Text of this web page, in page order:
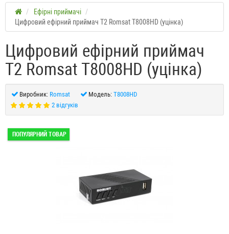
Ефірні приймачі
Цифровий ефірний приймач T2 Romsat T8008HD (уцінка)
Цифровий ефірний приймач
T2 Romsat T8008HD (уцінка)
Виробник: Romsat Модель: T8008HD
2 відгуків
ПОПУЛЯРНИЙ ТОВАР